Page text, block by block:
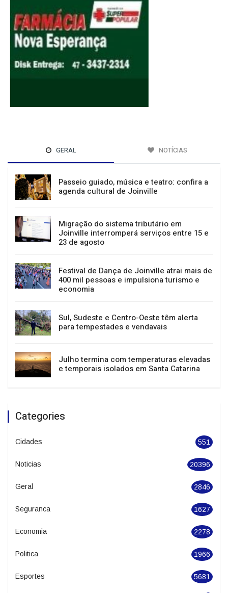
GERAL NOTÍCIAS
Passeio guiado, música e teatro: confira a
agenda cultural de Joinville
Migração do sistema tributário em
Joinville interromperá serviços entre 15 e
23 de agosto
Festival de Dança de Joinville atrai mais de
400 mil pessoas e impulsiona turismo e
economia
Sul, Sudeste e Centro-Oeste têm alerta
para tempestades e vendavais
e temporais isolados em Santa Catarina
Categories
Cidades 551
Noticias 20396
Geral 2846
Seguranca 1627
Economia 2278